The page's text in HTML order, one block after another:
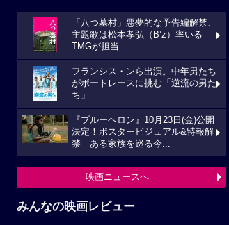
「八つ墓村」悪夢的な予告編解禁、
主題歌は松本孝弘（B’z）率いる
TMGが担当
フランシス・ンら出演。中年男たち
がボートレースに挑む「逆流の男た
ち」
『ブルーヘロン』10月23日(金)公開
決定！ポスタービジュアル&特報解
禁―ある家族を巡る今...
映画ニュースへ
みんなの映画レビュー